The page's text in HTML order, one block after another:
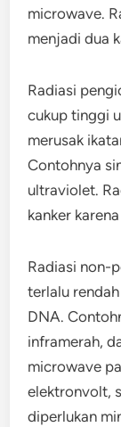
microwave.
menjadi dua
Radiasi
cukup tinggi
merusak
Contohnya
ultraviolet.
kanker
Radiasi non-
terlalu
DNA.
inframerah,
microwave
elektronvolt,
diperlukan